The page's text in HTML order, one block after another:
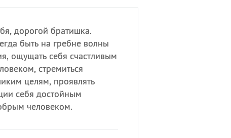
дорогой братишка.
быть на гребне волны
ощущать себя счастливым
стремиться
целям, проявлять
себя достойным
человеком.